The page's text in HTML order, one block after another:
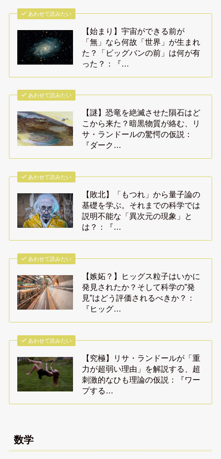
あわせて読みたい
【始まり】宇宙ができる前が
「無」なら何故「世界」が生まれ
た？「ビッグバンの前」は何が有
った？：『…
あわせて読みたい
【謎】恐竜を絶滅させた隕石はど
こから来た？暗黒物質が絡む、リ
サ・ランドールの驚愕の仮説：
『ダーク…
あわせて読みたい
【敗北】「もつれ」から量子論の
基礎を学ぶ。それまでの科学では
説明不能な「異次元の現象」と
は？：『…
あわせて読みたい
【嫉妬？】ヒッグス粒子はいかに
発見されたか？そして科学の”発
見”はどう評価されるべきか？：
『ヒッグ…
あわせて読みたい
【究極】リサ・ランドールが「重
力が超弱い理由」を解説する、超
刺激的なひも理論の仮説：『ワー
プする…
数学